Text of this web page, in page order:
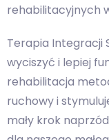
rehabilitacyjnych
Terapia Integracji
wyciszyć i lepiej
rehabilitacja
ruchowy i
mały krok